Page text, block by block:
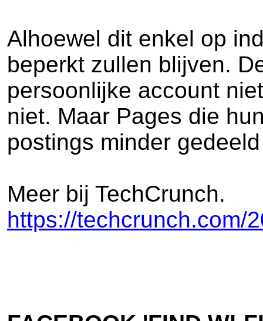
Alhoewel dit enkel op
beperkt zullen blijven.
persoonlijke account
niet. Maar Pages die
postings minder
Meer bij TechCrunch.
https://techcrunch.com/